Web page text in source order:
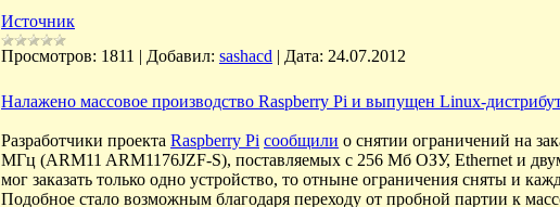
Источник
Просмотров: 1811 | Добавил: sashacd | Дата: 24.07.2012
Налажено массовое производство Raspberry Pi и выпущен Linux-
Разработчики проекта Raspberry Pi сообщили о снятии ограничений на
МГц (ARM11 ARM1176JZF-S), поставляемых с 256 Мб ОЗУ, Ethernet и
мог заказать только одно устройство, то отныне ограничения сняты и
Подобное стало возможным благодаря переходу от пробной партии к